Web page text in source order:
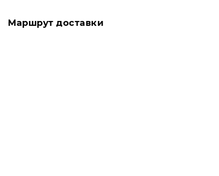
Маршрут доставки